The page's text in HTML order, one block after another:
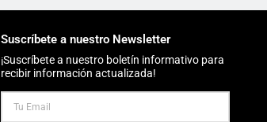
Suscríbete a nuestro Newsletter
¡Suscríbete a nuestro boletín informativo para
recibir información actualizada!